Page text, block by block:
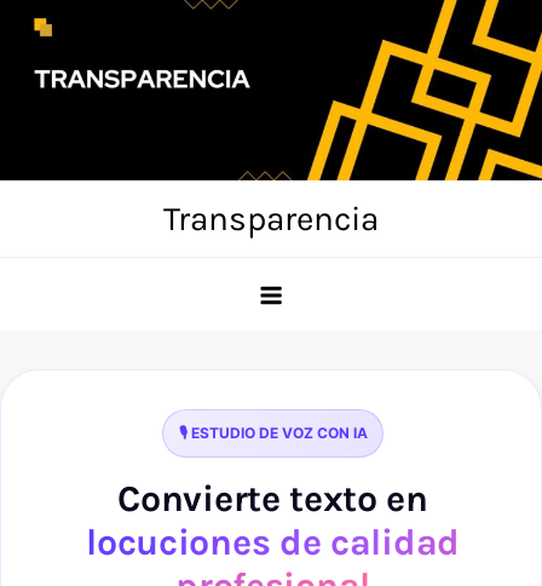
Skip
content
Transparencia
🎙️ ESTUDIO DE VOZ CON IA
Convierte texto en
locuciones de calidad